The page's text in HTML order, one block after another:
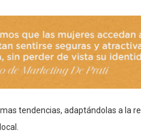
tendencias, adaptándolas a la